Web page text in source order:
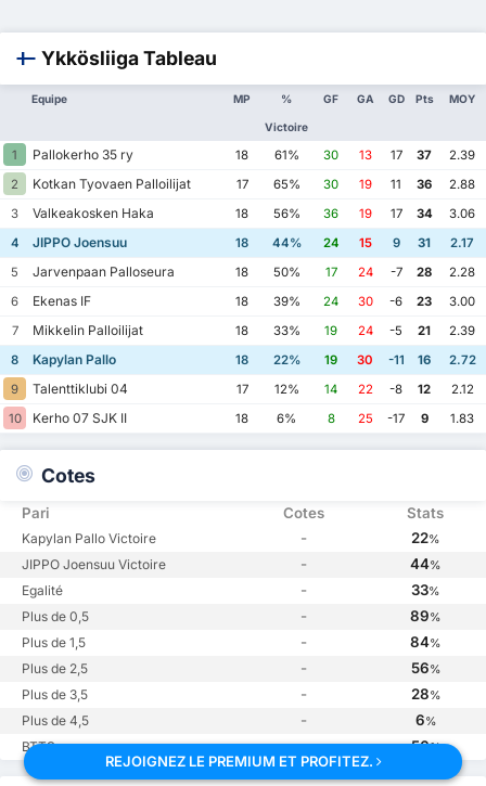
Ykkösliiga Tableau
Equipe MP %
Victoire
GF GA GD Pts MOY
1 Pallokerho 35 ry 18 61% 30 13 17 37
2.39
2
Kotkan Tyovaen Palloilijat 17 65% 30 19 11 36
2.88
3
Valkeakosken Haka 18 56% 36 19 17 34
3.06
4
JIPPO Joensuu 18 44% 24 15 9 31
2.17
5
Jarvenpaan Palloseura 18 50% 17 24 -7 28
2.28
6
Ekenas IF 18 39% 24 30 -6 23
3.00
7
Mikkelin Palloilijat 18 33% 19 24 -5 21
2.39
8
Kapylan Pallo 18 22% 19 30 -11 16
2.72
9
Talenttiklubi 04 17 12% 14 22 -8 12
2.12
10
Kerho 07 SJK II 18 6% 8 25 -17 9 1.83
Cotes
Pari Cotes Stats
Kapylan Pallo Victoire - 22%
JIPPO Joensuu Victoire - 44%
Egalité - 33%
Plus de 0,5 - 89%
Plus de 1,5 - 84%
Plus de 2,5 - 56%
Plus de 3,5 - 28%
Plus de 4,5 - 6%
BTTS - 56%
REJOIGNEZ LE PREMIUM ET PROFITEZ.